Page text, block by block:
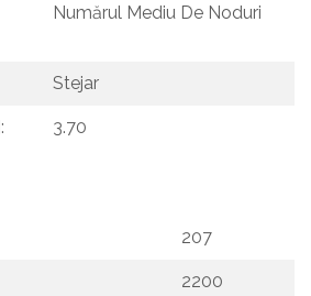
Numărul Mediu De Noduri
Stejar
3.70
207
2200